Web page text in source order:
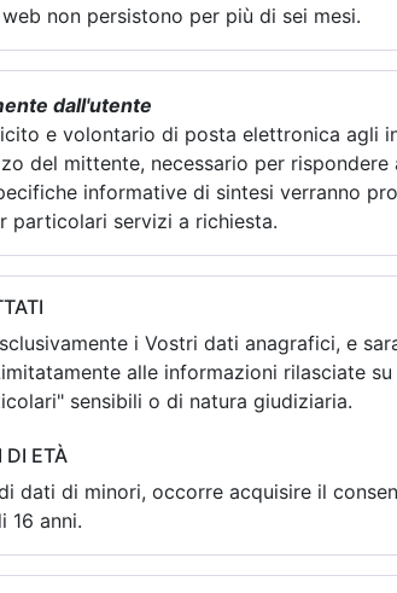
non persistono per più di sei mesi.
dall'utente
e volontario di posta elettronica agli
del mittente, necessario per
informative di sintesi verranno
particolari servizi a richiesta.
i Vostri dati anagrafici, e
alle informazioni rilasciate
sensibili o di natura giudiziaria.
DI ETÀ
dati di minori, occorre acquisire il
16 anni.